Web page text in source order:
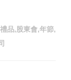
品,股東會,年節,